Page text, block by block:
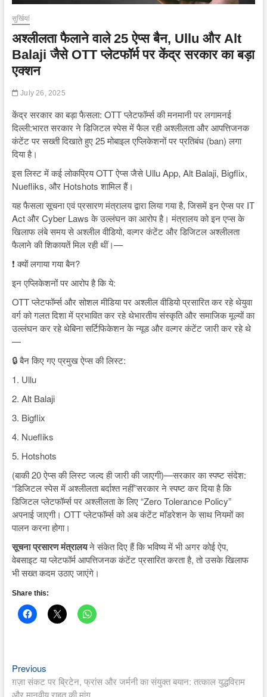
सुर्खियां
अश्लीलता फैलाने वाले 25 ऐप्स बैन, Ullu और Alt
Balaji जैसे OTT प्लेटफॉर्म पर केंद्र सरकार का बड़ा
एक्शन
July 26, 2025
केंद्र सरकार का बड़ा फैसला: OTT प्लेटफॉर्म्स की मनमानी पर लगामनई
दिल्ली:भारत सरकार ने डिजिटल स्पेस में फैल रही अश्लीलता और आपत्तिजनक
कंटेंट पर सख्ती दिखाते हुए 25 मोबाइल एप्लिकेशनों पर प्रतिबंध (ban) लगा
दिया है।
इस लिस्ट में कई लोकप्रिय OTT ऐप्स जैसे Ullu App, Alt Balaji, Bigflix,
Nuefliks, और Hotshots शामिल हैं।
यह फैसला सूचना एवं प्रसारण मंत्रालय द्वारा लिया गया है, जिसमें इन ऐप्स पर IT
Act और Cyber Laws के उल्लंघन का आरोप है। मंत्रालय को इन एप्स के
खिलाफ लंबे समय से अश्लील वीडियो, वल्गर कंटेंट और डिजिटल अश्लीलता
फैलाने की शिकायतें मिल रही थीं।—
❗ क्यों लगाया गया बैन?
इन एप्लिकेशनों पर आरोप है कि ये:
OTT प्लेटफॉर्म्स और सोशल मीडिया पर अश्लील वीडियो प्रसारित कर रहे थेयुवा
वर्ग को गलत दिशा में प्रभावित कर रहे थेभारतीय संस्कृति और समाजिक मूल्यों का
उल्लंघन कर रहे थेबिना सर्टिफिकेशन के न्यूड और वल्गर कंटेंट जारी कर रहे थे
—
🔒 बैन किए गए प्रमुख ऐप्स की लिस्ट:
1. Ullu
2. Alt Balaji
3. Bigflix
4. Nuefliks
5. Hotshots
(बाकी 20 ऐप्स की लिस्ट जल्द ही जारी की जाएगी)—सरकार का स्पष्ट संदेश:
“डिजिटल स्पेस में अश्लीलता बर्दाश्त नहीं”सरकार ने स्पष्ट कर दिया है कि
डिजिटल प्लेटफॉर्म्स पर अश्लीलता के लिए “Zero Tolerance Policy”
अपनाई जाएगी। OTT प्लेटफॉर्म्स को अब कंटेंट मॉडरेशन के साथ नियमों का
पालन करना होगा।
सूचना प्रसारण मंत्रालयने संकेत दिए हैं कि भविष्य में भी अगर कोई ऐप,
वेबसाइट या प्लेटफॉर्म आपत्तिजनक कंटेंट प्रसारित करता है, तो उसके खिलाफ
भी सख्त कदम उठाए जाएंगे।
Share this:
Post
navigation
PreviousPrevious
post:
ग़ज़ा संकट पर ब्रिटेन, फ्रांस और जर्मनी का संयुक्त बयान: तत्काल युद्धविराम
और मानवीय राहत की मांग